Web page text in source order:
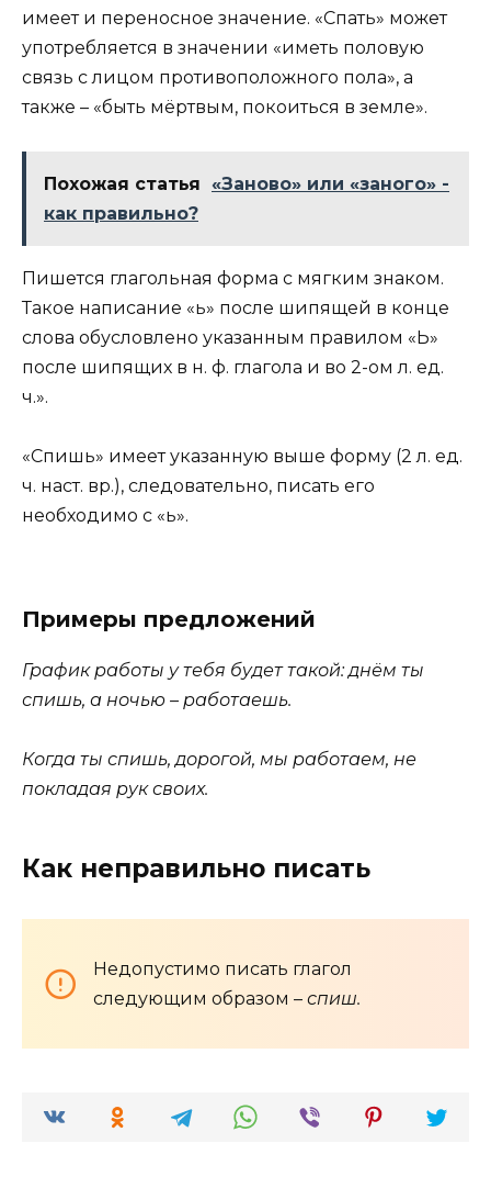
имеет и переносное значение. «Спать» может
употребляется в значении «иметь половую
связь с лицом противоположного пола», а
также – «быть мёртвым, покоиться в земле».
Похожая статья
«Заново» или «заного» -
как правильно?
Пишется глагольная форма с мягким знаком.
Такое написание «ь» после шипящей в конце
слова обусловлено указанным правилом «Ь»
после шипящих в н. ф. глагола и во 2-ом л. ед.
ч.».
«Спишь» имеет указанную выше форму (2 л. ед.
ч. наст. вр.), следовательно, писать его
необходимо с «ь».
Примеры предложений
График работы у тебя будет такой: днём ты
спишь, а ночью – работаешь.
Когда ты спишь, дорогой, мы работаем, не
покладая рук своих.
Как неправильно писать
Недопустимо писать глагол
следующим образом – спиш.